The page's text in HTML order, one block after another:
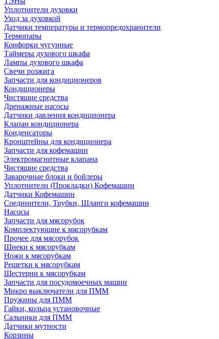
Уплотнители духовки
Уход за духовкой
Датчики температуры и термопредохранители
Термопары
Конфорки чугунные
Таймеры духового шкафа
Лампы духового шкафа
Свечи розжига
Запчасти для кондиционеров
Кондиционеры
Чистящие средства
Дренажные насосы
Датчики давления кондиционера
Клапан кондиционера
Конденсаторы
Кронштейны для кондиционера
Запчасти для кофемашин
Электромагнитные клапана
Чистящие средства
Заварочные блоки и бойлеры
Уплотнители (Прокладки) Кофемашин
Датчики Кофемашин
Соединители, Трубки, Шланги кофемашин
Насосы
Запчасти для мясорубок
Комплектующие к мясорубкам
Прочее для мясорубок
Шнеки к мясорубкам
Ножи к мясорубкам
Решетки к мясорубкам
Шестерни к мясорубкам
Запчасти для посудомоечных машин
Микро выключатели для ПММ
Пружины для ПММ
Гайки, кольца установочные
Сальники для ПММ
Датчики мутности
Корзины